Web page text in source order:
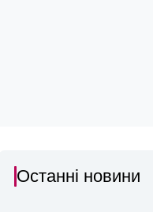
Останні новини